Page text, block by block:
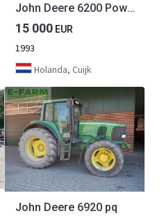
John Deere 6200 PowerQuad
15 000 EUR
1993
Holanda, Cuijk
John Deere 6920 pq